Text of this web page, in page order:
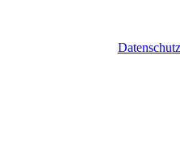
Datenschutz